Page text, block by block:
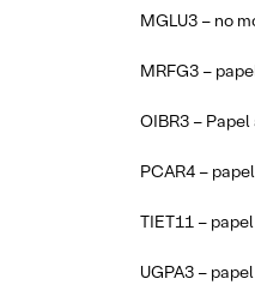
MGLU3 – no
MRFG3 –
OIBR3 –
PCAR4 –
TIET11 –
UGPA3 –